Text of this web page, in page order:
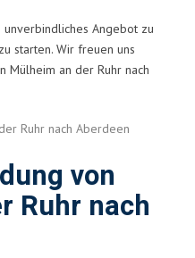
unverbindliches Angebot zu
starten. Wir freuen uns
Mülheim an der Ruhr nach
Ruhr nach Aberdeen
von
Ruhr nach